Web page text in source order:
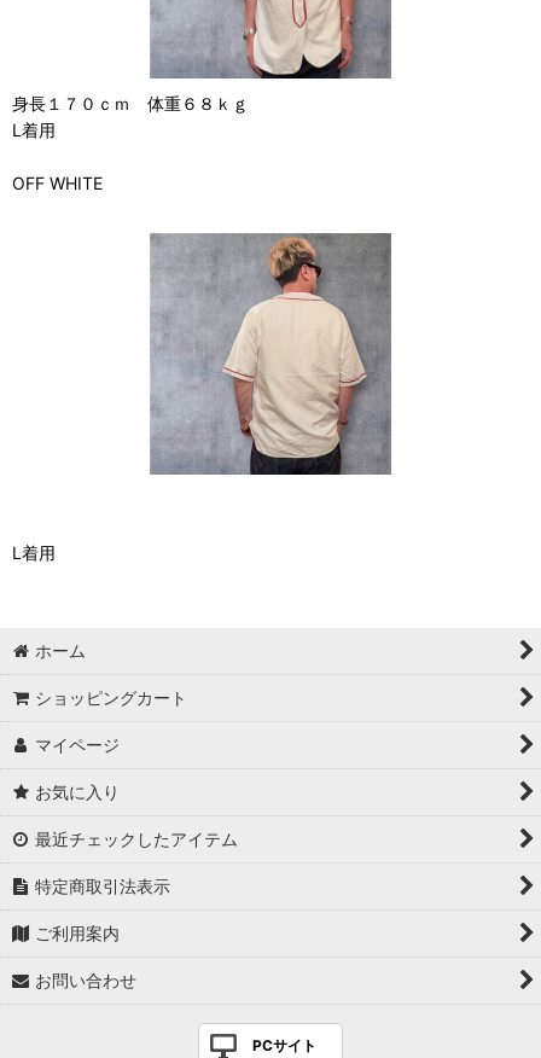
身長１７０ｃｍ 体重６８ｋｇ
L着用
OFF WHITE
L着用
ホーム
ショッピングカート
マイページ
お気に入り
最近チェックしたアイテム
特定商取引法表示
ご利用案内
お問い合わせ
PCサイト